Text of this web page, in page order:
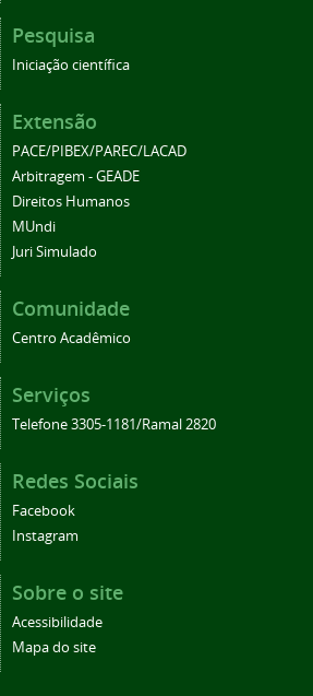
Pesquisa
Iniciação científica
Extensão
PACE/PIBEX/PAREC/LACAD
Arbitragem - GEADE
Direitos Humanos
MUndi
Juri Simulado
Comunidade
Centro Acadêmico
Serviços
Telefone 3305-1181/Ramal 2820
Redes Sociais
Facebook
Instagram
Sobre o site
Acessibilidade
Mapa do site